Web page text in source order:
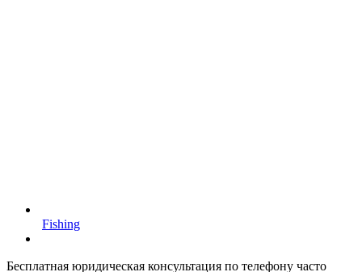
Fishing
Бесплатная юридическая консультация по телефону часто